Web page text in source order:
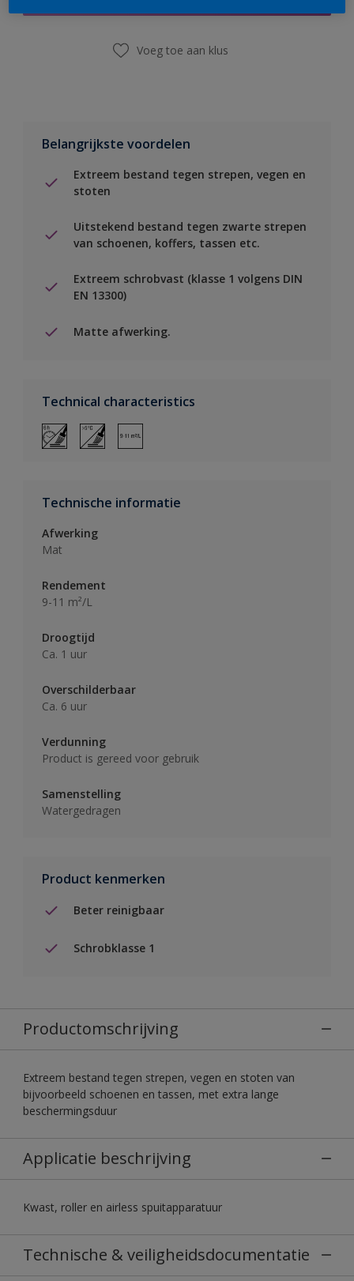
Voeg toe aan klus
Belangrijkste voordelen
Extreem bestand tegen strepen, vegen en
stoten
Uitstekend bestand tegen zwarte strepen
van schoenen, koffers, tassen etc.
Extreem schrobvast (klasse 1 volgens DIN
EN 13300)
Matte afwerking.
Technical characteristics
Technische informatie
Afwerking
Mat
Rendement
9-11 m²/L
Droogtijd
Ca. 1 uur
Overschilderbaar
Ca. 6 uur
Verdunning
Product is gereed voor gebruik
Samenstelling
Watergedragen
Product kenmerken
Beter reinigbaar
Schrobklasse 1
Productomschrijving
Extreem bestand tegen strepen, vegen en stoten van
bijvoorbeeld schoenen en tassen, met extra lange
beschermingsduur
Applicatie beschrijving
Kwast, roller en airless spuitapparatuur
Technische & veiligheidsdocumentatie